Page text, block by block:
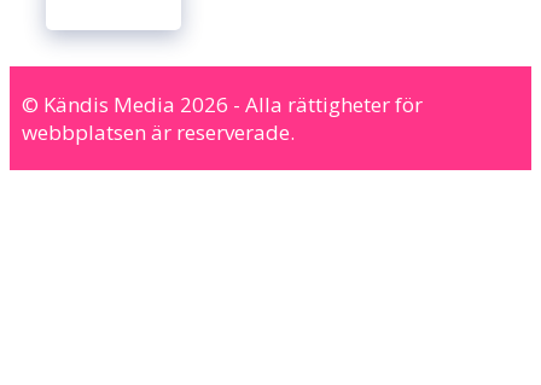
© Kändis Media 2026 - Alla rättigheter för
webbplatsen är reserverade.